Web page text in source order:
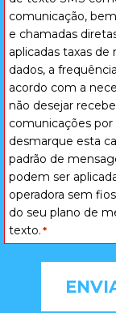
comunicação,
e chamadas
aplicadas taxas de
dados, a
acordo com a
não desejar
comunicações por
desmarque esta
padrão de
podem ser
operadora sem
do seu plano de
texto.*